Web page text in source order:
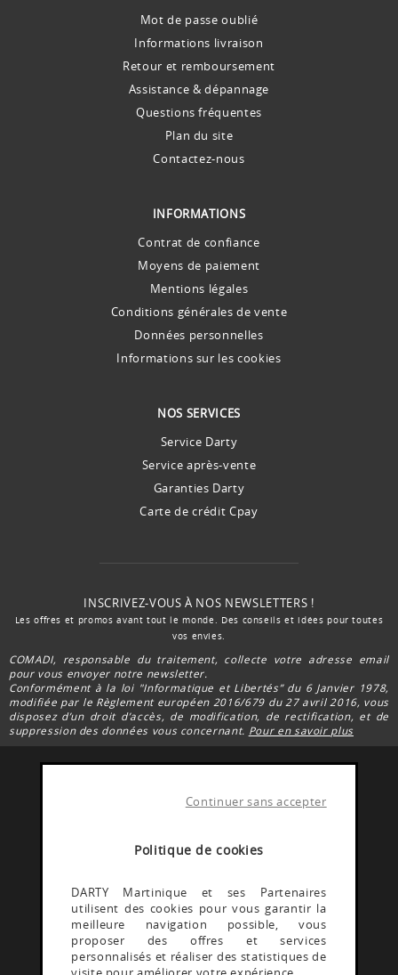
Politique de cookies
Continuer sans accepter
DARTY Martinique et ses Partenaires
utilisent des cookies pour vous garantir la
meilleure navigation possible, vous
proposer des offres et services
personnalisés et réaliser des statistiques de
Mot de passe oublié
Informations livraison
Retour et remboursement
Assistance & dépannage
Questions fréquentes
Plan du site
Contactez-nous
INFORMATIONS
Contrat de confiance
Moyens de paiement
Mentions légales
Conditions générales de vente
Données personnelles
Informations sur les cookies
NOS SERVICES
Service Darty
Service après-vente
Garanties Darty
Carte de crédit Cpay
INSCRIVEZ-VOUS À NOS NEWSLETTERS !
Les offres et promos avant tout le monde. Des conseils et idées pour toutes
vos envies.
COMADI, responsable du traitement, collecte votre adresse email
pour vous envoyer notre newsletter.
Conformément à la loi "Informatique et Libertés” du 6 Janvier 1978,
modifiée par le Règlement européen 2016/679 du 27 avril 2016, vous
disposez d’un droit d’accès, de modification, de rectification, et de
suppression des données vous concernant. Pour en savoir plus
FACEBOOK DARTY
Rejoignez la communauté Darty Martinique
INSTAGRAM DARTY
Découvrez les coulisses @Dartymartinique
YOUTUBE DARTY